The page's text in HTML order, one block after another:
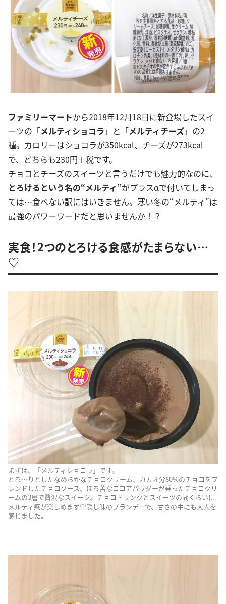
ファミリーマートから2018年12月18日に新登場したスイ
ーツの「メルティショコラ 」と「メルティチーズ」の2
種。カロリーはショコラが350kcal、チーズが273kcal
で、どちらも230円＋税です。
チョコとチーズのスイーツと言うだけでも魅力的なのに、
とろけるという名の“メルティ”がプラスαで付いてしまっ
ては…食べない訳にはいきません。寒い冬の“メルティ”は
最強のパワーワードだと思いませんか！？
実食！2つのとろける食感がたまらない…
♡
まずは、「メルティショコラ」です。
とろ〜りとしたなめらかなチョコクリーム、カカオ分80%のチョコをブ
レンドしたチョコソース、ほろ苦なココアパウダーが乗ったチョコクリ
ームの3層で贅沢なスイーツ。チョコドリンクとスイーツの間くらいに
メルティ感が楽しめます♡隠し味のブランデーで、甘さの中にも大人を
感じました。